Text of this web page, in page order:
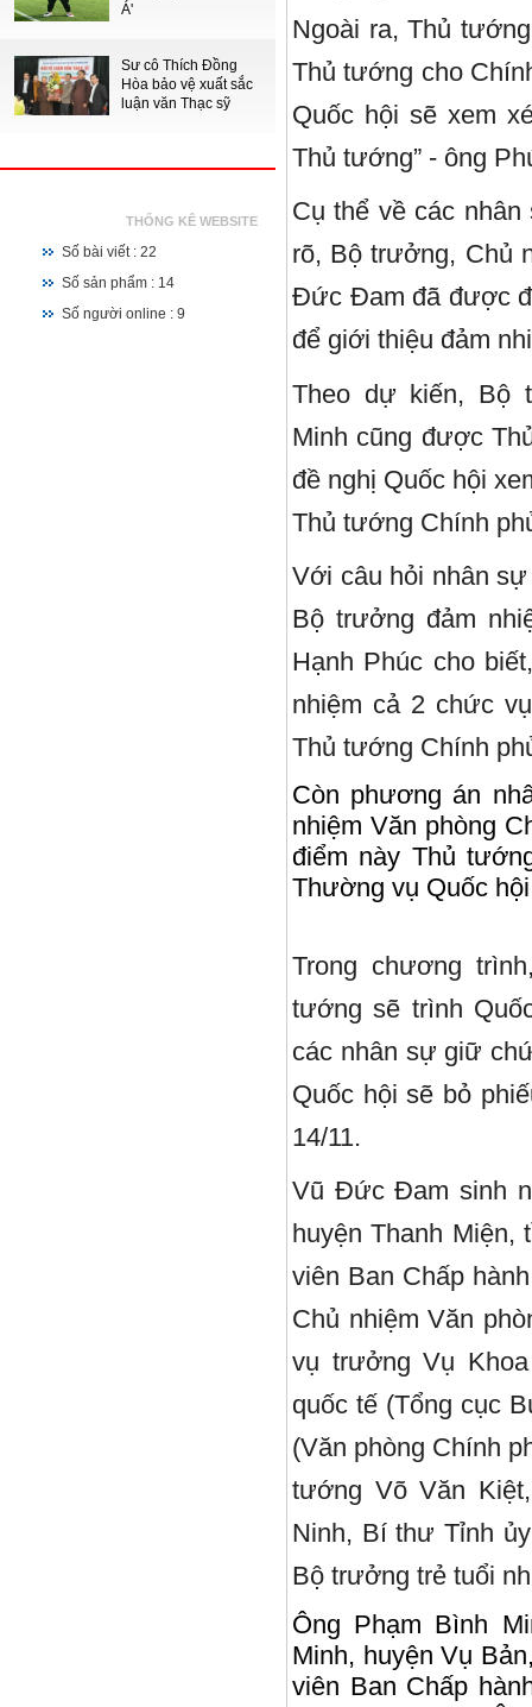
Á'
Sư cô Thích Đồng
Hòa bảo vệ xuất sắc
luận văn Thạc sỹ
THỐNG KÊ WEBSITE
Số bài viết : 22
Số sản phẩm : 14
Số người online : 9
Ngoài ra, Thủ
Thủ tướng cho
Quốc hội sẽ xem
Thủ tướng” - ông
Cụ thể về các
rõ, Bộ trưởng, Chủ
Đức Đam đã được
để giới thiệu đảm
Theo dự kiến, Bộ
Minh cũng được
đề nghị Quốc hội
Thủ tướng Chính
Với câu hỏi nhân
Bộ trưởng đảm
Hạnh Phúc cho
nhiệm cả 2 chức
Thủ tướng Chính
Còn phương án
nhiệm Văn phòng
điểm này Thủ
Thường vụ Quốc
Trong chương
tướng sẽ trình
các nhân sự giữ
Quốc hội sẽ bỏ
14/11.
Vũ Đức Đam sinh
huyện Thanh
viên Ban Chấp
Chủ nhiệm Văn
vụ trưởng Vụ
quốc tế (Tổng cục
(Văn phòng Chính
tướng Võ Văn
Ninh, Bí thư Tỉnh
Bộ trưởng trẻ tuổi
Ông Phạm Bình
Minh, huyện Vụ
viên Ban Chấp